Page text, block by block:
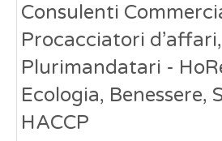
Consulenti
Procacciatori
Plurimandatari -
Ecologia, Benessere,
HACCP